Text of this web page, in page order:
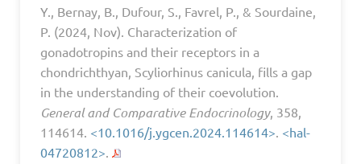
Y., Bernay, B., Dufour, S., Favrel, P., & Sourdaine,
P. (2024, Nov). Characterization of
gonadotropins and their receptors in a
chondrichthyan, Scyliorhinus canicula, fills a gap
in the understanding of their coevolution.
General and Comparative Endocrinology, 358,
114614. <10.1016/j.ygcen.2024.114614> <hal-
04720812>